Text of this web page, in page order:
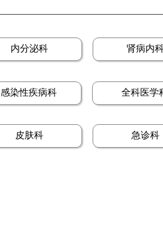
内分泌科 肾病内
感染性疾病科 全科医学
皮肤科 急诊科